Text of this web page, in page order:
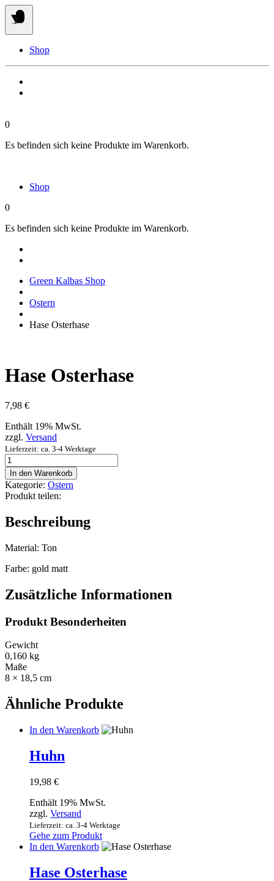
Springe
zum
Inhalt
Shop
0
Es befinden sich keine Produkte im Warenkorb.
Shop
0
Es befinden sich keine Produkte im Warenkorb.
Green Kalbas Shop
Ostern
Hase Osterhase
Hase Osterhase
7,98 €
Enthält 19% MwSt.
zzgl. Versand
Lieferzeit: ca. 3-4 Werktage
Hase
Osterhase
Menge
In den Warenkorb
Kategorie: Ostern
Produkt teilen:
Beschreibung
Material: Ton
Farbe: gold matt
Zusätzliche Informationen
Produkt Besonderheiten
Gewicht
0,160 kg
Maße
8 × 18,5 cm
Ähnliche Produkte
In den Warenkorb
Huhn
19,98 €
Enthält 19% MwSt.
zzgl. Versand
Lieferzeit: ca. 3-4 Werktage
Gehe zum Produkt
In den Warenkorb
Hase Osterhase